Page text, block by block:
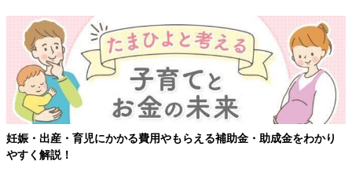
・助成金をわかり 【ワクチン接種できるものも】妊婦の感染症